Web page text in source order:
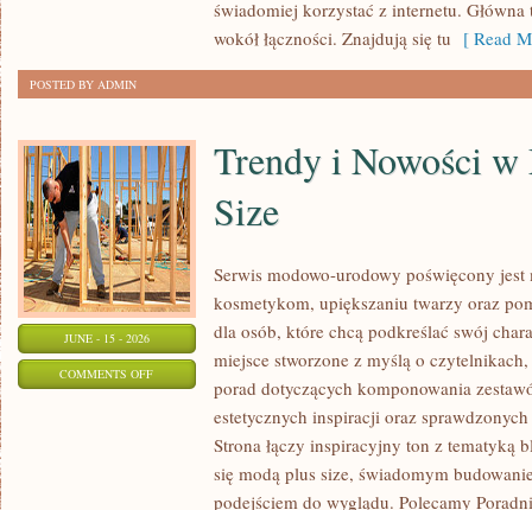
świadomiej korzystać z internetu.
wokół łączności. Znajdują się tu [ Read
POSTED BY ADMIN
JUNE - 15 - 2026
COMMENTS OFFON
Trendy i Nowości w
Size
Serwis modowo-urodowy poświęcony
kosmetykom, upiększaniu twarzy oraz
dla osób, które chcą podkreślać swój
miejsce stworzone z myślą o
porad dotyczących komponowania
estetycznych inspiracji oraz
Strona łączy inspiracyjny ton z tematyką
się modą plus size, świadomym
podejściem do wyglądu. Polecamy